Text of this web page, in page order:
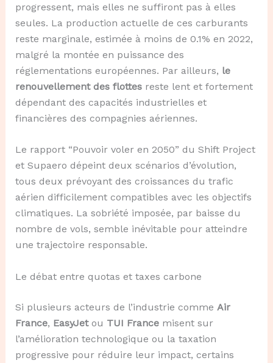
progressent, mais elles ne suffiront pas à elles
seules. La production actuelle de ces carburants
reste marginale, estimée à moins de 0.1% en 2022,
malgré la montée en puissance des
réglementations européennes. Par ailleurs, le
renouvellement des flottesreste lent et fortement
dépendant des capacités industrielles et
financières des compagnies aériennes.
Le rapport “Pouvoir voler en 2050” du Shift Project
et Supaero dépeint deux scénarios d’évolution,
tous deux prévoyant des croissances du trafic
aérien difficilement compatibles avec les objectifs
climatiques. La sobriété imposée, par baisse du
nombre de vols, semble inévitable pour atteindre
une trajectoire responsable.
Le débat entre quotas et taxes carbone
Si plusieurs acteurs de l’industrie comme Air
France, EasyJetou TUI Francemisent sur
l’amélioration technologique ou la taxation
progressive pour réduire leur impact, certains